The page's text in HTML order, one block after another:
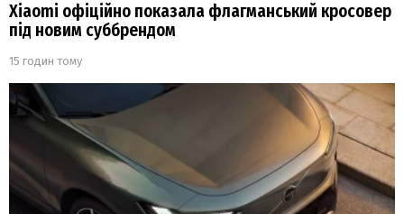
Xiaomi офіційно показала флагманський кросовер
під новим суббрендом
15 годин тому